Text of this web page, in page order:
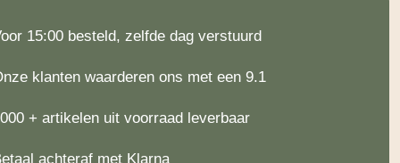
15:00 besteld, zelfde dag verstuurd
klanten waarderen ons met een 9.1
+ artikelen uit voorraad leverbaar
achteraf met Klarna